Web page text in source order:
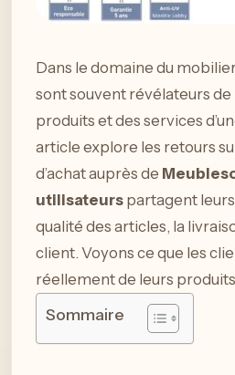
Dans le domaine du
sont souvent révélateurs de
produits et des services
article explore les retours
d’achat auprès de
utilisateurs partagent
qualité des articles, la
client. Voyons ce que les
réellement de leurs
Sommaire